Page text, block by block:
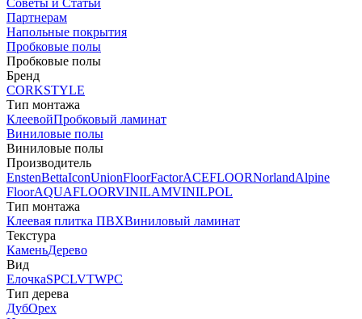
Советы и Статьи
Партнерам
Напольные покрытия
Пробковые полы
Пробковые полы
Бренд
CORKSTYLE
Тип монтажа
КлеевойПробковый ламинат
Виниловые полы
Виниловые полы
Производитель
EnstenBettaIconUnionFloorFactorACEFLOORNorlandAlpine
FloorAQUAFLOORVINILAMVINILPOL
Тип монтажа
Клеевая плитка ПВХВиниловый ламинат
Текстура
КаменьДерево
Вид
ЕлочкаSPCLVTWPC
Тип дерева
ДубОрех